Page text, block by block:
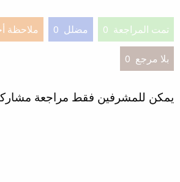
تمت المراجعة 0 مضلل 0 ملاحظة
بلا مرجع 0
يمكن للمشرفين فقط مراجعة